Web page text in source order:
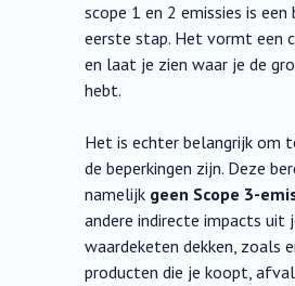
scope 1 en 2 emissies is een
eerste stap. Het vormt een
en laat je zien waar je de
hebt.
Het is echter belangrijk om
de beperkingen zijn. Deze
namelijk geen Scope 3-
andere indirecte impacts uit
waardeketen dekken, zoals
producten die je koopt,